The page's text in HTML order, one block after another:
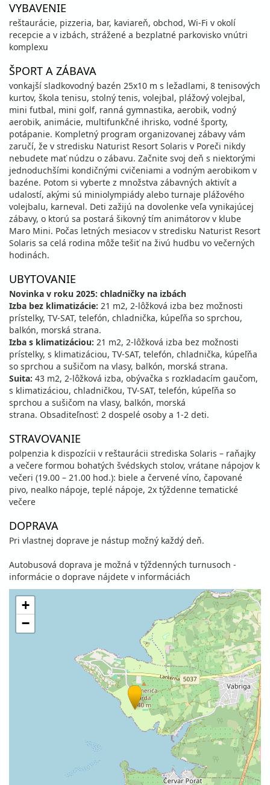
VYBAVENIE
reštaurácie, pizzeria, bar, kaviareň, obchod, Wi-Fi v okolí
recepcie a v izbách, strážené a bezplatné parkovisko vnútri
komplexu
ŠPORT A ZÁBAVA
vonkajší sladkovodný bazén 25x10 m s ležadlami, 8 tenisových
kurtov, škola tenisu, stolný tenis, volejbal, plážový volejbal,
mini futbal, mini golf, ranná gymnastika, aerobik, vodný
aerobik, animácie, multifunkčné ihrisko, vodné športy,
potápanie. Kompletný program organizovanej zábavy vám
zaručí, že v stredisku Naturist Resort Solaris v Poreči nikdy
nebudete mať núdzu o zábavu. Začnite svoj deň s niektorými
jednoduchšími kondičnými cvičeniami a vodným aerobikom v
bazéne. Potom si vyberte z množstva zábavných aktivít a
udalostí, akými sú miniolympiády alebo turnaje plážového
volejbalu, karneval. Deti zažijú na dovolenke veľa vynikajúcej
zábavy, o ktorú sa postará šikovný tím animátorov v klube
Maro Mini. Počas letných mesiacov v stredisku Naturist Resort
Solaris sa celá rodina môže tešiť na živú hudbu vo večerných
hodinách.
UBYTOVANIE
Novinka v roku 2025: chladničky na izbách
Izba bez klimatizácie: 21 m2, 2-lôžková izba bez možnosti
prístelky, TV-SAT, telefón, chladnička, kúpeľňa so sprchou,
balkón, morská strana.
Izba s klimatizáciou: 21 m2, 2-lôžková izba bez možnosti
prístelky, s klimatizáciou, TV-SAT, telefón, chladnička, kúpeľňa
so sprchou a sušičom na vlasy, balkón, morská strana.
Suita: 43 m2, 2-lôžková izba, obývačka s rozkladacím gaučom,
s klimatizáciou, chladničkou, TV-SAT, telefón, kúpeľňa so
sprchou a sušičom na vlasy, balkón, morská
strana. Obsaditeľnosť: 2 dospelé osoby a 1-2 deti.
STRAVOVANIE
polpenzia k dispozícii v reštaurácii strediska Solaris – raňajky
a večere formou bohatých švédskych stolov, vrátane nápojov k
večeri (19.00 – 21.00 hod.): biele a červené víno, čapované
pivo, nealko nápoje, teplé nápoje, 2x týždenne tematické
večere
DOPRAVA
Pri vlastnej doprave je nástup možný každý deň.
Autobusová doprava je možná v týždenných turnusoch -
informácie o doprave nájdete v informáciách
+
−